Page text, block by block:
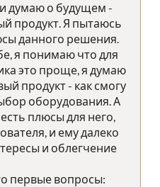
думаю о будущем -
продукт. Я пытаюсь
данного решения.
я понимаю что для
это проще, я думаю
продукт - как смогу
оборудования. А
плюсы для него,
и ему далеко
и облегчение
первые вопросы: